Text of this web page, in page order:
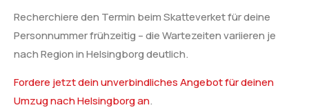
Recherchiere den Termin beim Skatteverket für deine
Personnummer frühzeitig – die Wartezeiten variieren je
nach Region in Helsingborg deutlich.
Fordere jetzt dein unverbindliches Angebot für deinen
Umzug nach Helsingborg an.